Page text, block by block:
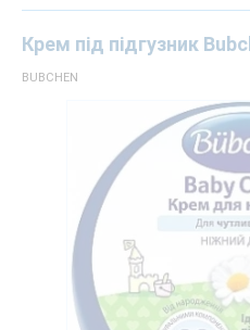
Крем під підгузник
BUBCHEN